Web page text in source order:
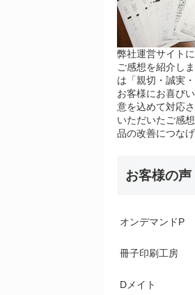
弊社運営サイト
ご感想を紹介し
は「親切・誠実
お客様にお喜び
意を込めて対応
いただいたご感
品の改善につなげ
お客様の声
オンデマンドP
冊子印刷工房
Dメイト